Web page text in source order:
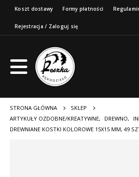
Koszt dostawy Formy płatności
Rejestracja / Zaloguj się
STRONA GŁÓWNA
SKLEP
ARTYKUŁY OZDOBNE/KREATYWNE, DREWNO,
DREWNIANE KOSTKI KOLOROWE 15X15 MM, 49